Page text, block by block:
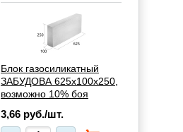
Блок газосиликатный
ЗАБУДОВА 625x100x250,
возможно 10% боя
3,66 руб./шт.